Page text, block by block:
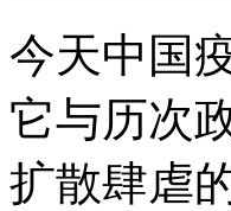
今天中国
它与历次
扩散肆虐